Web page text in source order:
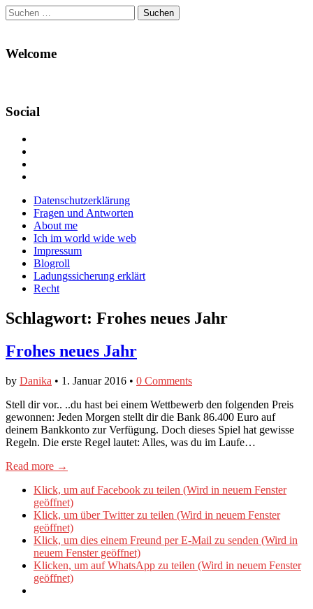
Suchen
nach:
Welcome
Social
Facebook
anzeigen
Twitter
anzeigen
auf
Instagram
anzeigen
Main
menu
Skip
content
Datenschutzerklärung
Fragen und Antworten
About me
Ich im world wide web
Impressum
Blogroll
Ladungssicherung erklärt
Recht
Schlagwort: Frohes neues Jahr
Frohes neues Jahr
by Danika • 1. Januar 2016 • 0 Comments
Stell dir vor.. ..du hast bei einem Wettbewerb den folgenden Preis
gewonnen: Jeden Morgen stellt dir die Bank 86.400 Euro auf
deinem Bankkonto zur Verfügung. Doch dieses Spiel hat gewisse
Regeln. Die erste Regel lautet: Alles, was du im Laufe…
Read more →
Klick, um auf Facebook zu teilen (Wird in neuem Fenster
geöffnet)
Klick, um über Twitter zu teilen (Wird in neuem Fenster
geöffnet)
Klick, um dies einem Freund per E-Mail zu senden (Wird in
neuem Fenster geöffnet)
Klicken, um auf WhatsApp zu teilen (Wird in neuem Fenster
geöffnet)